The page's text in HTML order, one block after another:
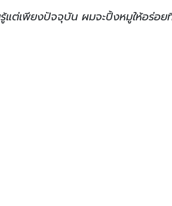
แต่เพียงปัจจุบัน ผมจะปิ้งหมูให้อร่อ